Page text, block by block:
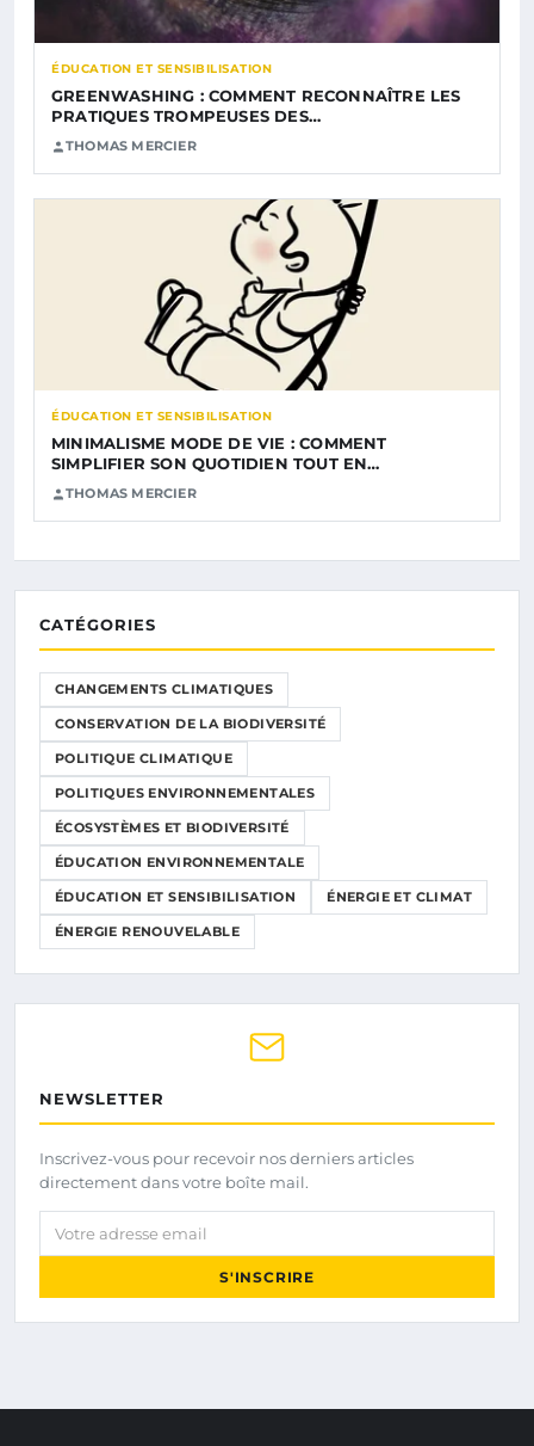
ÉDUCATION ET SENSIBILISATION
GREENWASHING : COMMENT RECONNAÎTRE LES
PRATIQUES TROMPEUSES DES…
THOMAS MERCIER
ÉDUCATION ET SENSIBILISATION
MINIMALISME MODE DE VIE : COMMENT
SIMPLIFIER SON QUOTIDIEN TOUT EN…
THOMAS MERCIER
CATÉGORIES
CHANGEMENTS CLIMATIQUES
CONSERVATION DE LA BIODIVERSITÉ
POLITIQUE CLIMATIQUE
POLITIQUES ENVIRONNEMENTALES
ÉCOSYSTÈMES ET BIODIVERSITÉ
ÉDUCATION ENVIRONNEMENTALE
ÉDUCATION ET SENSIBILISATION ÉNERGIE ET CLIMAT
ÉNERGIE RENOUVELABLE
NEWSLETTER
Inscrivez-vous pour recevoir nos derniers articles
directement dans votre boîte mail.
Votre adresse email
S'INSCRIRE